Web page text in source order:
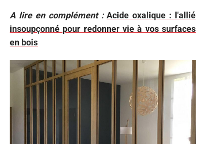
A lire en complément : Acide oxalique : l'allié
insoupçonné pour redonner vie à vos surfaces
en bois